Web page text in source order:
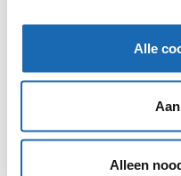
Alle
Alleen
bestellingen.